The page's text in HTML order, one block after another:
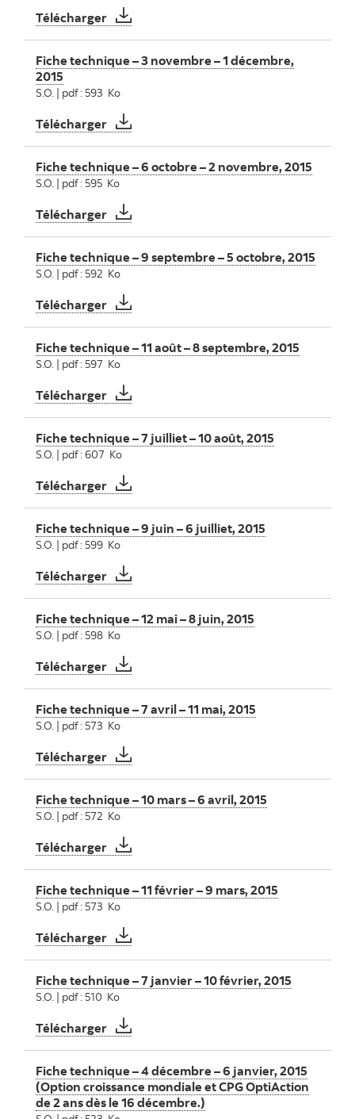
Télécharger Fiche technique – 2 décembre, 2015 – 4
Fiche technique – 3 novembre – 1 décembre,
2015
S.O. | pdf : 593 Ko
Télécharger Fiche technique – 3 novembre – 1
Fiche technique – 6 octobre – 2 novembre, 2015
S.O. | pdf : 595 Ko
Télécharger Fiche technique – 6 octobre – 2
Fiche technique – 9 septembre – 5 octobre, 2015
S.O. | pdf : 592 Ko
Télécharger Fiche technique – 9 septembre – 5
Fiche technique – 11 août – 8 septembre, 2015
S.O. | pdf : 597 Ko
Télécharger Fiche technique – 11 août – 8 septembre,
Fiche technique – 7 juilliet – 10 août, 2015
S.O. | pdf : 607 Ko
Télécharger Fiche technique – 7 juilliet – 10 août, 2015
Fiche technique – 9 juin – 6 juilliet, 2015
S.O. | pdf : 599 Ko
Télécharger Fiche technique – 9 juin – 6 juilliet, 2015
Fiche technique – 12 mai – 8 juin, 2015
S.O. | pdf : 598 Ko
Télécharger Fiche technique – 12 mai – 8 juin, 2015
Fiche technique – 7 avril – 11 mai, 2015
S.O. | pdf : 573 Ko
Télécharger Fiche technique – 7 avril – 11 mai, 2015
Fiche technique – 10 mars – 6 avril, 2015
S.O. | pdf : 572 Ko
Télécharger Fiche technique – 10 mars – 6 avril, 2015
Fiche technique – 11 février – 9 mars, 2015
S.O. | pdf : 573 Ko
Télécharger Fiche technique – 11 février – 9 mars, 2015
Fiche technique – 7 janvier – 10 février, 2015
S.O. | pdf : 510 Ko
Télécharger Fiche technique – 7 janvier – 10 février,
Fiche technique – 4 décembre – 6 janvier, 2015
(Option croissance mondiale et CPG OptiAction
de 2 ans dès le 16 décembre.)